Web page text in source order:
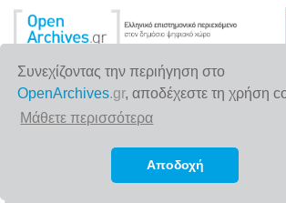
Συνεχίζοντας την περιήγηση στο
OpenArchives.gr, αποδέχεστε τη χρήση
Μάθετε περισσότερα
Αποδοχή